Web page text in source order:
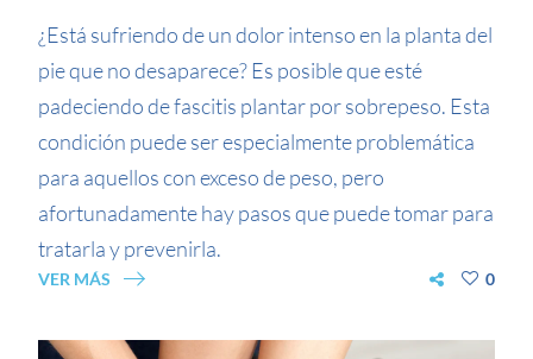
¿Está sufriendo de un dolor intenso en la planta del
pie que no desaparece? Es posible que esté
padeciendo de fascitis plantar por sobrepeso. Esta
condición puede ser especialmente problemática
para aquellos con exceso de peso, pero
afortunadamente hay pasos que puede tomar para
tratarla y prevenirla.
VER MÁS 0